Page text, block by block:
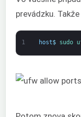
prevádzku.
1 host$ sudo